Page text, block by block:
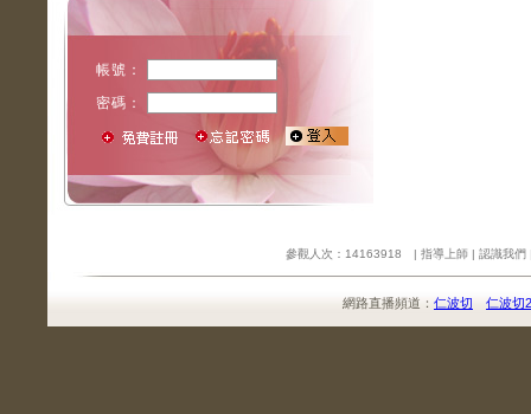
帳號：
密碼：
參觀人次：14163918 | 指導上師 | 認識我們
網路直播頻道： 仁波切 仁波切2